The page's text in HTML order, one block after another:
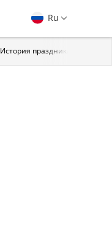
Ru
История праздника